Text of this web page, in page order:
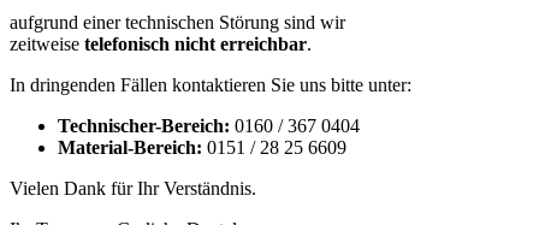
aufgrund einer technischen Störung sind wir
zeitweise telefonisch nicht erreichbar.
In dringenden Fällen kontaktieren Sie uns bitte unter:
Technischer-Bereich: 0160 / 367 0404
Material-Bereich: 0151 / 28 25 6609
Vielen Dank für Ihr Verständnis.